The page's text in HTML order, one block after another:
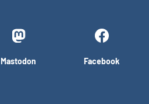
Mastodon Facebook